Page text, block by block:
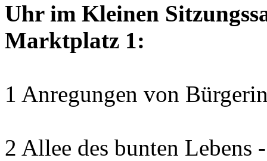
Uhr im Kleinen
Marktplatz 1:
1 Anregungen von
2 Allee des bunten Lebens